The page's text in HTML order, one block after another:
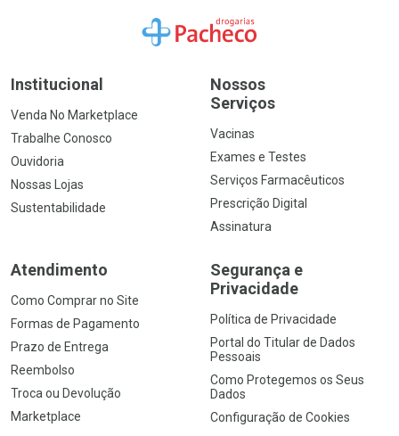
Ir para a Home
Institucional
Venda No Marketplace
Trabalhe Conosco
Ouvidoria
Nossas Lojas
Sustentabilidade
Nossos
Serviços
Vacinas
Exames e Testes
Serviços Farmacêuticos
Prescrição Digital
Assinatura
Atendimento
Como Comprar no Site
Formas de Pagamento
Prazo de Entrega
Reembolso
Troca ou Devolução
Marketplace
Segurança e
Privacidade
Política de Privacidade
Portal do Titular de Dados
Pessoais
Como Protegemos os Seus
Dados
Configuração de Cookies